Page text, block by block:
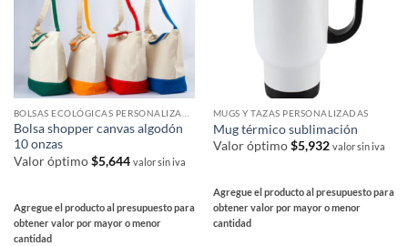
BOLSAS ECOLÓGICAS PERSONALIZADAS
Bolsa shopper canvas algodón
10 onzas
Valor óptimo$5,644 valor sin iva
Agregue el producto al presupuesto para
obtener valor por mayor o menor
cantidad
MUGS Y TAZAS PERSONALIZADAS
Mug térmico sublimación
Valor óptimo$5,932 valor sin iva
Agregue el producto al presupuesto para
obtener valor por mayor o menor
cantidad